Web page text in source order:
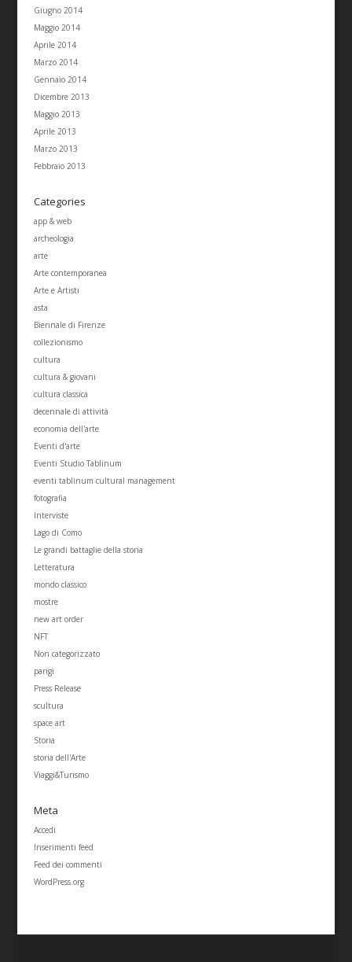
Giugno 2014
Maggio 2014
Aprile 2014
Marzo 2014
Gennaio 2014
Dicembre 2013
Maggio 2013
Aprile 2013
Marzo 2013
Febbraio 2013
Categories
app & web
archeologia
arte
Arte contemporanea
Arte e Artisti
asta
Biennale di Firenze
collezionismo
cultura
cultura & giovani
cultura classica
decennale di attività
economia dell'arte
Eventi d'arte
Eventi Studio Tablinum
eventi tablinum cultural management
fotografia
Interviste
Lago di Como
Le grandi battaglie della storia
Letteratura
mondo classico
mostre
new art order
NFT
Non categorizzato
parigi
Press Release
scultura
space art
Storia
storia dell'Arte
Viaggi&Turismo
Meta
Accedi
Inserimenti feed
Feed dei commenti
WordPress.org